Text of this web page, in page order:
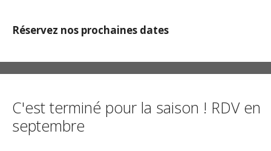
Réservez nos prochaines dates
C'est terminé pour la saison ! RDV en
septembre